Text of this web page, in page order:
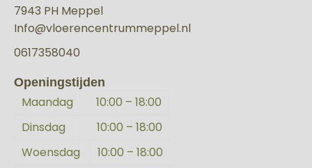
7943 PH Meppel
Info@vloerencentrummeppel.nl
0617358040
Openingstijden
Maandag
10:00 – 18:00
Dinsdag
10:00 – 18:00
Woensdag
10:00 – 18:00